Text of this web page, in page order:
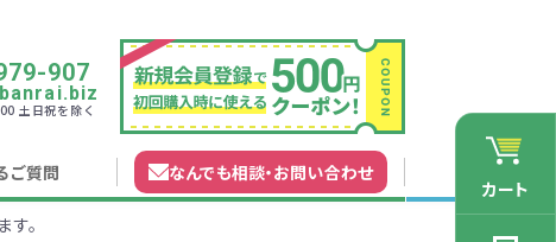
れガイド
ご質問 なんでも相談・お問い合わせ
907
土日祝を除く
カート
。